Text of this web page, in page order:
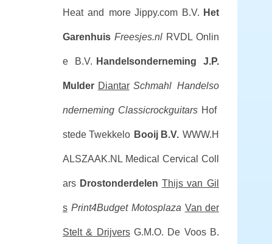
Heat and more Jippy.com B.V. Het
Garenhuis Freesjes.nl RVDL Onlin
e B.V. Handelsonderneming J.P.
Mulder Diantar Schmahl Handelso
nderneming Classicrockguitars Hof
stede Twekkelo Booij B.V. WWW.H
ALSZAAK.NL Medical Cervical Coll
ars Drostonderdelen Thijs van Gil
s Print4Budget Motosplaza Van der
Stelt & Drijvers G.M.O. De Voos B.